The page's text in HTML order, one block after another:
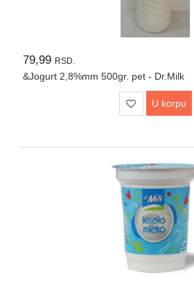
79,99 RSD.
&Jogurt 2,8%mm 500gr. pet - Dr.Milk
U korpu